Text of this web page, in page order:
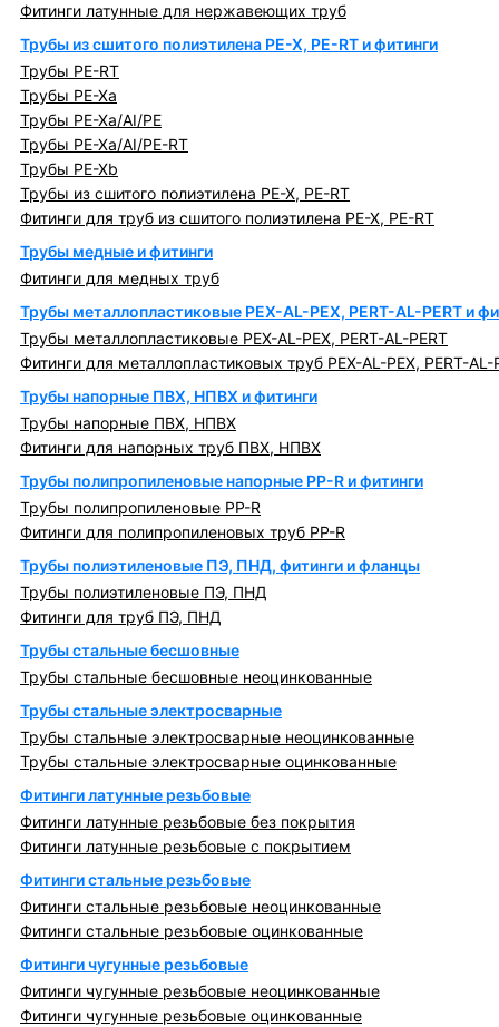
Фитинги латунные для нержавеющих труб
Трубы из сшитого полиэтилена PE-X, PE-RT и фитинги
Трубы PE-RT
Трубы PE-Xa
Трубы PE-Xa/AI/PE
Трубы PE-Xa/AI/PE-RT
Трубы PE-Xb
Трубы из сшитого полиэтилена PE-X, PE-RT
Фитинги для труб из сшитого полиэтилена PE-X, PE-RT
Трубы медные и фитинги
Фитинги для медных труб
Трубы металлопластиковые PEX-AL-PEX, PERT-AL-PERT и
Трубы металлопластиковые PEX-AL-PEX, PERT-AL-PERT
Фитинги для металлопластиковых труб PEX-AL-PEX, PERT-AL-
Трубы напорные ПВХ, НПВХ и фитинги
Трубы напорные ПВХ, НПВХ
Фитинги для напорных труб ПВХ, НПВХ
Трубы полипропиленовые напорные PP-R и фитинги
Трубы полипропиленовые PP-R
Фитинги для полипропиленовых труб PP-R
Трубы полиэтиленовые ПЭ, ПНД, фитинги и фланцы
Трубы полиэтиленовые ПЭ, ПНД
Фитинги для труб ПЭ, ПНД
Трубы стальные бесшовные
Трубы стальные бесшовные неоцинкованные
Трубы стальные электросварные
Трубы стальные электросварные неоцинкованные
Трубы стальные электросварные оцинкованные
Фитинги латунные резьбовые
Фитинги латунные резьбовые без покрытия
Фитинги латунные резьбовые с покрытием
Фитинги стальные резьбовые
Фитинги стальные резьбовые неоцинкованные
Фитинги стальные резьбовые оцинкованные
Фитинги чугунные резьбовые
Фитинги чугунные резьбовые неоцинкованные
Фитинги чугунные резьбовые оцинкованные